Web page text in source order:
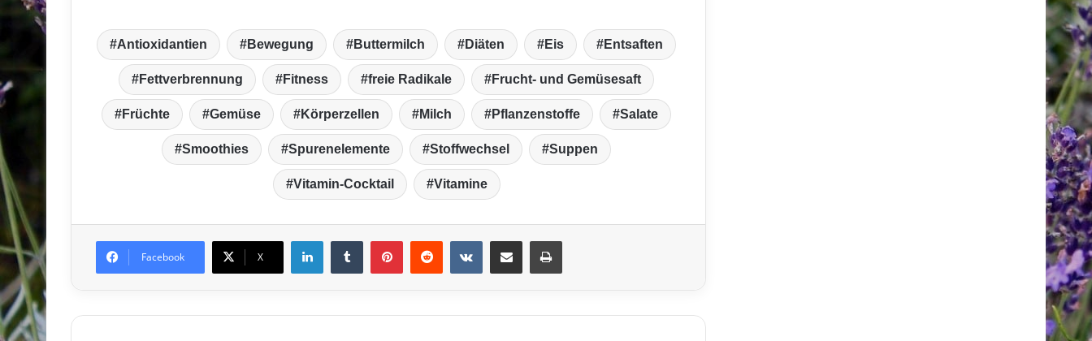
Antioxidantien Bewegung Buttermilch Diäten Eis Entsaften
Fettverbrennung Fitness freie Radikale Frucht- und Gemüsesaft
Früchte Gemüse Körperzellen Milch Pflanzenstoffe Salate
Smoothies Spurenelemente Stoffwechsel Suppen
Vitamin-Cocktail Vitamine
Facebook X
LinkedIn VKontakte